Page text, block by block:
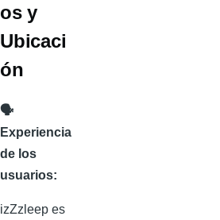
os y
Ubicaci
ón
🗣️
Experiencia
de los
usuarios:
izZzleep es